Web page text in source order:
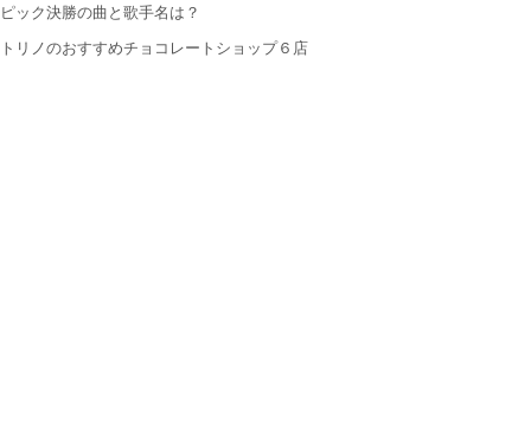
ピック決勝の曲と歌手名は？
トリノのおすすめチョコレートショップ６店